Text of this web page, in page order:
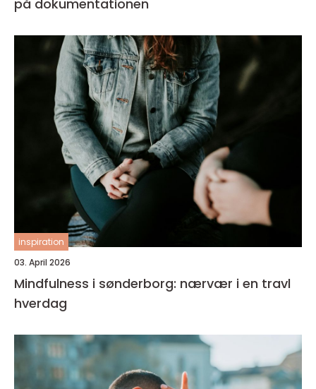
på dokumentationen
inspiration
03. April 2026
Mindfulness i sønderborg: nærvær i en travl
hverdag